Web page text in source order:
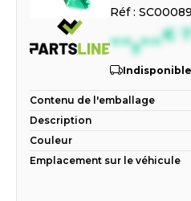
Réf : SC00089
--,--€
Indisponible
Contenu de l'emballage
Description
Couleur
Emplacement sur le véhicule